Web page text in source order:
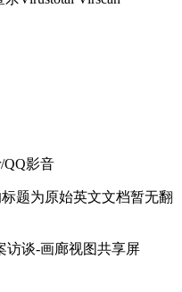
QQ影音
题为原始英文文档暂无翻
访谈-画廊视图共享屏